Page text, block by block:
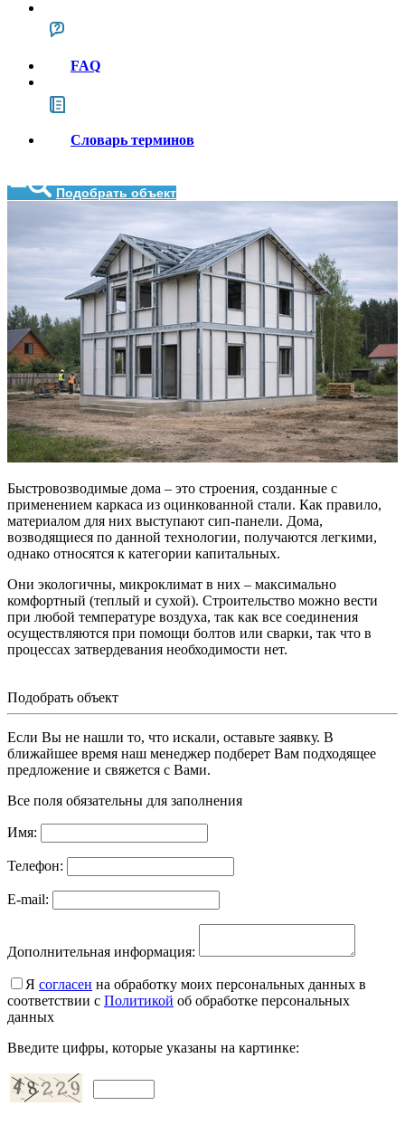
FAQ
Словарь терминов
Подобрать объект
Быстровозводимые дома – это строения, созданные с
применением каркаса из оцинкованной стали. Как правило,
материалом для них выступают сип-панели. Дома,
возводящиеся по данной технологии, получаются легкими,
однако относятся к категории капитальных.
Они экологичны, микроклимат в них – максимально
комфортный (теплый и сухой). Строительство можно вести
при любой температуре воздуха, так как все соединения
осуществляются при помощи болтов или сварки, так что в
процессах затвердевания необходимости нет.
Подобрать объект
Если Вы не нашли то, что искали, оставьте заявку. В
ближайшее время наш менеджер подберет Вам подходящее
предложение и свяжется с Вами.
Все поля обязательны для заполнения
Имя:
Телефон:
E-mail:
Дополнительная информация:
Я согласен на обработку моих персональных данных в
соответствии с Политикой об обработке персональных
данных
Введите цифры, которые указаны на картинке: